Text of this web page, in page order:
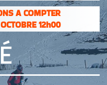
A COMPTER
12h00